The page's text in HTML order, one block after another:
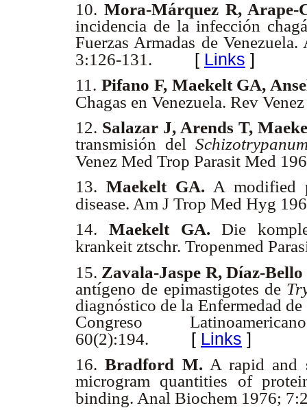
10. Mora-Márquez R, Arape-
incidencia de la infección
Fuerzas Armadas de
3:126-131.
[ Links ]
11. Pifano F, Maekelt GA,
Chagas en Venezuela. Rev
12. Salazar J, Arends T,
transmisión del
Venez Med Trop Parasit Med
13. Maekelt GA. A modified
disease. Am J Trop Med Hyg
14. Maekelt GA. Die
krankeit ztschr. Tropenmed
15. Zavala-Jaspe R, Díaz-
antígeno de epimastigotes de
diagnóstico de la Enfermedad
Congreso
60(2):194.
[ Links ]
16.Bradford M. A rapid and
microgram quantities of
binding. Anal Biochem 1976;